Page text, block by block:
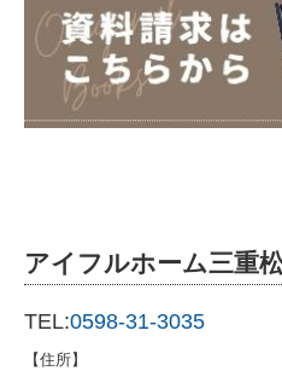
アイフルホーム三重
TEL:0598-31-3035
【住所】